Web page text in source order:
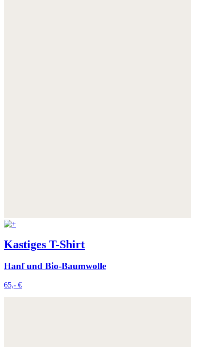
Kastiges T-Shirt
Hanf und Bio-Baumwolle
65,- €